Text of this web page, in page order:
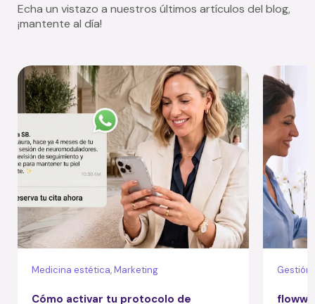
Echa un vistazo a nuestros últimos artículos del blog,
¡mantente al día!
Medicina estética, Marketing
Cómo activar tu protocolo de
Gestión